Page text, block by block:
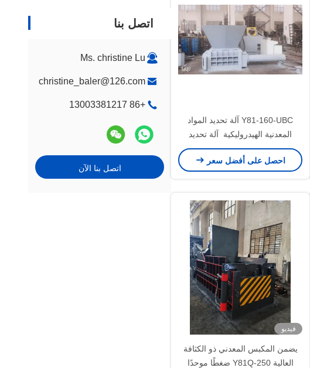
اتصل بنا
Ms. christine Lu
christine_baler@126.com
+86 13003381217
اتصل بنا الآن
Y81-160-UBC آلة تحديد المواد
المعدنية الهيدروليكية ️ آلة تحديد
المواد الصناعية سهلة الاستخدام
والتحكم عن بعد
احصل على أفضل سعر
فيديو
يضمن المكبس المعدني ذو الكثافة
العالية Y81Q-250 ضغطًا موحدًا